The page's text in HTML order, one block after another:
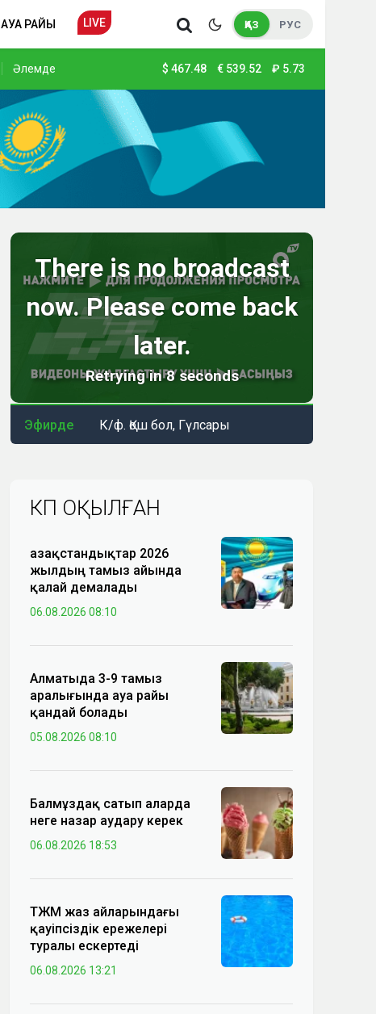
АУА РАЙЫ LIVE ҚАЗ РУС
Әлемде $ 467.48 € 539.52 ₽ 5.73
Эфирде К/ф. Қош бол, Гүлсары
КӨП ОҚЫЛҒАН
Қазақстандықтар 2026
жылдың тамыз айында
қалай демалады
06.08.2026 08:10
Алматыда 3-9 тамыз
аралығында ауа райы
қандай болады
05.08.2026 08:10
Балмұздақ сатып аларда
неге назар аудару керек
06.08.2026 18:53
ТЖМ жаз айларындағы
қауіпсіздік ережелері
туралы ескертеді
06.08.2026 13:21